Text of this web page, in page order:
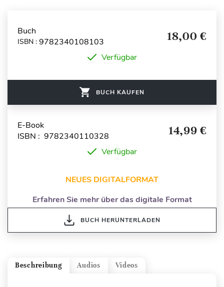
Buch
ISBN : 9782340108103 18,00 €
Verfügbar
BUCH KAUFEN
E-Book
ISBN : 9782340110328
14,99 €
Verfügbar
NEUES DIGITALFORMAT
Erfahren Sie mehr über das digitale Format
BUCH HERUNTERLADEN
Videos
Audios
Beschreibung